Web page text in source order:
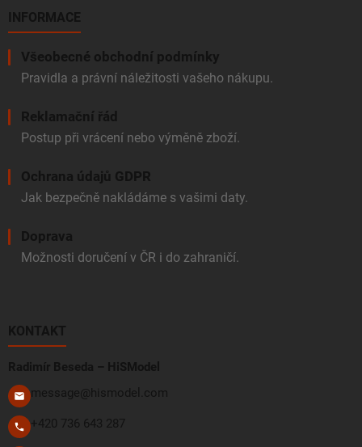
INFORMACE
Všeobecné obchodní podmínky
Pravidla a právní náležitosti vašeho nákupu.
Reklamační řád
Postup při vrácení nebo výměně zboží.
Ochrana údajů GDPR
Jak bezpečně nakládáme s vašimi daty.
Doprava
Možnosti doručení v ČR i do zahraničí.
KONTAKT
Radimír Beseda – HiSModel
message@hismodel.com
+420 736 643 287